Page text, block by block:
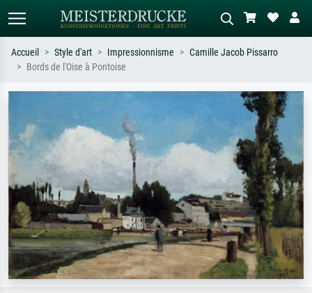
impressionnisme, vague de Hokusai,
Décrivez la scène – ex. prairie verte,
abstrait avec beaucoup de rouge,
tableau sombre, nu debout près d'un
arbre.
Accueil Style d'art Impressionnisme
Camille Jacob Pissarro
Bords de l'Oise à Pontoise